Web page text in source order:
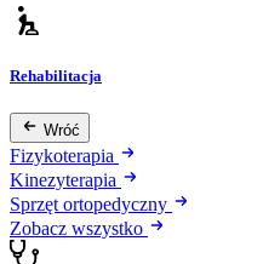
Rehabilitacja
Wróć
Fizykoterapia
Kinezyterapia
Sprzęt ortopedyczny
Zobacz wszystko